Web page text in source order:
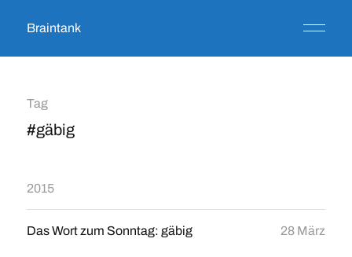
Braintank
Tag
#gäbig
2015
Das Wort zum Sonntag: gäbig 28 März